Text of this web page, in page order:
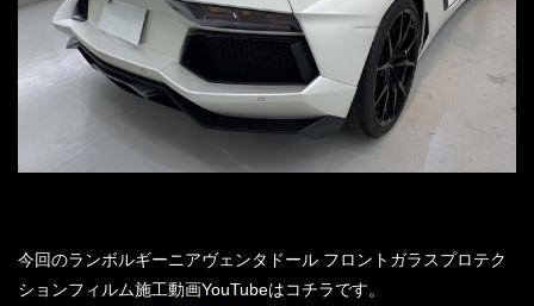
今回のランボルギーニアヴェンタドール フロントガラスプロテク
ションフィルム施工動画YouTubeはコチラです。